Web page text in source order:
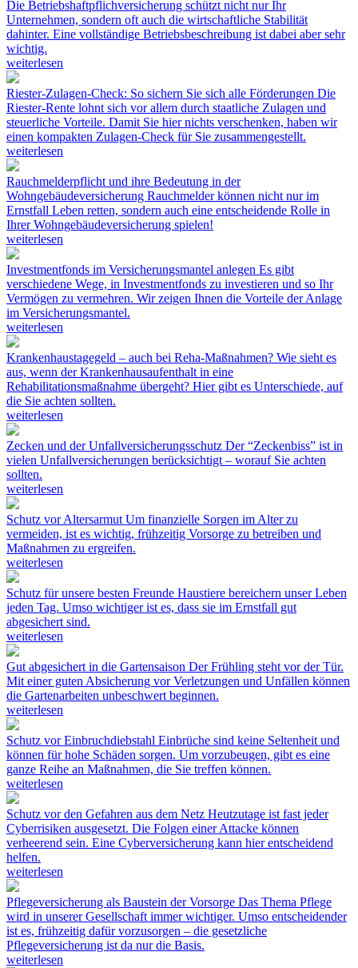
Die Betriebshaftpflichversicherung schützt nicht nur Ihr
Unternehmen, sondern oft auch die wirtschaftliche Stabilität
dahinter. Eine vollständige Betriebsbeschreibung ist dabei aber sehr
wichtig.
weiterlesen
Riester-Zulagen-Check: So sichern Sie sich alle Förderungen Die
Riester-Rente lohnt sich vor allem durch staatliche Zulagen und
steuerliche Vorteile. Damit Sie hier nichts verschenken, haben wir
einen kompakten Zulagen-Check für Sie zusammengestellt.
weiterlesen
Rauchmelderpflicht und ihre Bedeutung in der
Wohngebäudeversicherung Rauchmelder können nicht nur im
Ernstfall Leben retten, sondern auch eine entscheidende Rolle in
Ihrer Wohngebäudeversicherung spielen!
weiterlesen
Investmentfonds im Versicherungsmantel anlegen Es gibt
verschiedene Wege, in Investmentfonds zu investieren und so Ihr
Vermögen zu vermehren. Wir zeigen Ihnen die Vorteile der Anlage
im Versicherungsmantel.
weiterlesen
Krankenhaustagegeld – auch bei Reha-Maßnahmen? Wie sieht es
aus, wenn der Krankenhausaufenthalt in eine
Rehabilitationsmaßnahme übergeht? Hier gibt es Unterschiede, auf
die Sie achten sollten.
weiterlesen
Zecken und der Unfallversicherungsschutz Der “Zeckenbiss” ist in
vielen Unfallversicherungen berücksichtigt – worauf Sie achten
sollten.
weiterlesen
Schutz vor Altersarmut Um finanzielle Sorgen im Alter zu
vermeiden, ist es wichtig, frühzeitig Vorsorge zu betreiben und
Maßnahmen zu ergreifen.
weiterlesen
Schutz für unsere besten Freunde Haustiere bereichern unser Leben
jeden Tag. Umso wichtiger ist es, dass sie im Ernstfall gut
abgesichert sind.
weiterlesen
Gut abgesichert in die Gartensaison Der Frühling steht vor der Tür.
Mit einer guten Absicherung vor Verletzungen und Unfällen können
die Gartenarbeiten unbeschwert beginnen.
weiterlesen
Schutz vor Einbruchdiebstahl Einbrüche sind keine Seltenheit und
können für hohe Schäden sorgen. Um vorzubeugen, gibt es eine
ganze Reihe an Maßnahmen, die Sie treffen können.
weiterlesen
Schutz vor den Gefahren aus dem Netz Heutzutage ist fast jeder
Cyberrisiken ausgesetzt. Die Folgen einer Attacke können
verheerend sein. Eine Cyberversicherung kann hier entscheidend
helfen.
weiterlesen
Pflegeversicherung als Baustein der Vorsorge Das Thema Pflege
wird in unserer Gesellschaft immer wichtiger. Umso entscheidender
ist es, frühzeitig dafür vorzusorgen – die gesetzliche
Pflegeversicherung ist da nur die Basis.
weiterlesen